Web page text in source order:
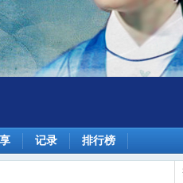
记录 排行榜